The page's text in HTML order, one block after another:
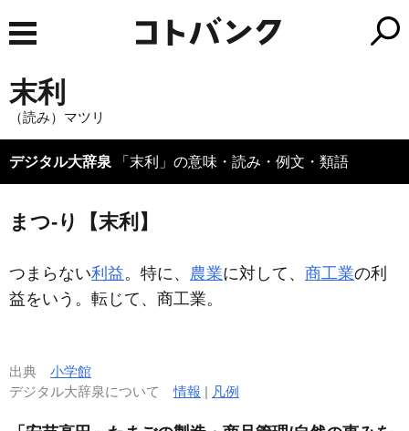
末利
（読み）マツリ
デジタル大辞泉 「末利」の意味・読み・例文・類語
まつ‐り【末利】
つまらない利益。特に、 農業に対して、 商工業の利
益をいう。転じて、商工業。
出典 小学館
デジタル大辞泉について情報 | 凡例